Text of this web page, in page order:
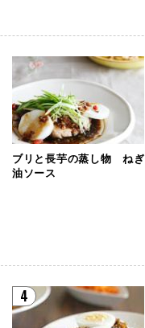
ブリと長芋の蒸し物 ねぎ
油ソース
4